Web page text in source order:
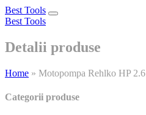
Best Tools
Toggle
Best Tools
Detalii produse
Home » Motopompa Rehlko HP 2.6
Categorii produse